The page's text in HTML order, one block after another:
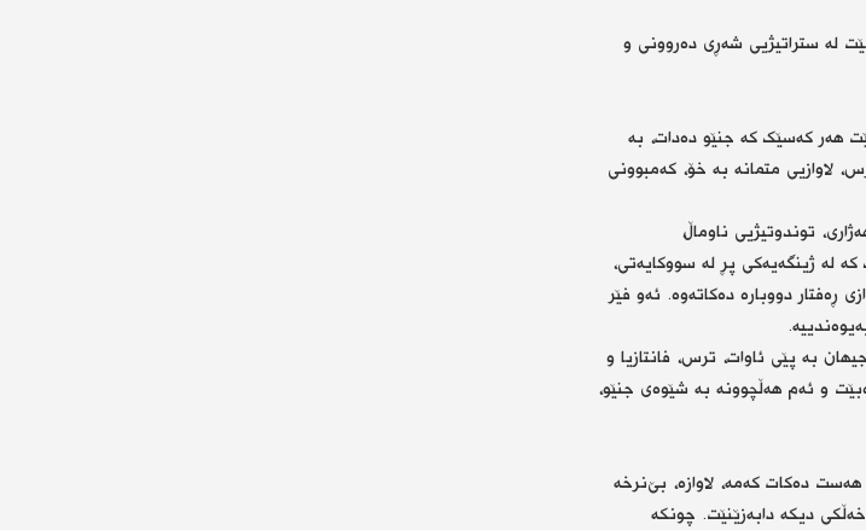
لە ستراتیژیی شەڕی دەروونی و
هەر کەسێک کە جنێو دەدات، بە
لاوازیی متمانە بە خۆ، کەمبوونی
توندوتیژیی ناوماڵ،
لە ژینگەیەکی پڕ لە سووکایەتی،
ڕەفتار دووبارە دەکاتەوە. ئەو فێر
بە پێی ئاوات، ترس، فانتازیا و
و ئەم هەڵچوونە بە شێوەی جنێو،
دەکات کەمە، لاوازە، بێ‌نرخە
دیکە دابەزێنێت. چونکە